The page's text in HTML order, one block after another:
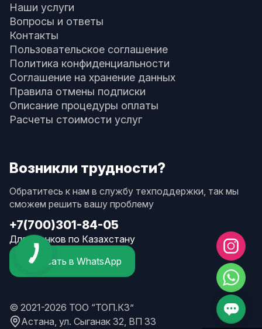
Наши услуги
Вопросы и ответы
Контакты
Пользовательское соглашение
Политика конфиденциальности
Соглашение на хранение данных
Правила отмены подписки
Описание процедуры оплаты
Расчеты стоимости услуг
Возникли трудности?
Обратитесь к нам в службу техподдержки, так мы
сможем решить вашу проблему
+7(700)301-84-05
Для звонков по Казахстану
Написать в WhatsApp
© 2021-2026 ТОО “ТОП.КЗ”
Астана, ул. Сыганак 32, ВП 33